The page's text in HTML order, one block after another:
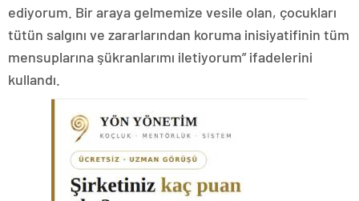
ediyorum. Bir araya gelmemize vesile olan, çocukları
tütün salgını ve zararlarından koruma inisiyatifinin tüm
mensuplarına şükranlarımı iletiyorum” ifadelerini
kullandı.